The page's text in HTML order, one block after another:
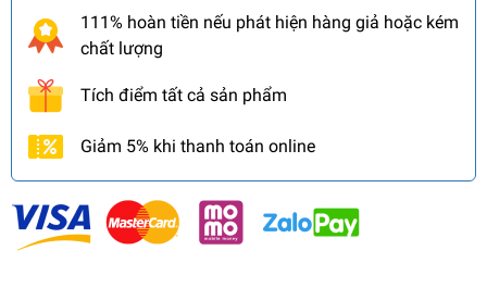
111% hoàn tiền nếu phát hiện hàng giả hoặc kém
chất lượng
Tích điểm tất cả sản phẩm
Giảm 5% khi thanh toán online